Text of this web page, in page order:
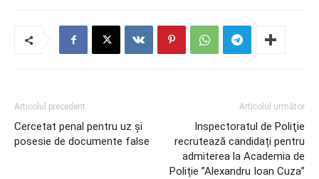
Articolul precedent
Cercetat penal pentru uz și
posesie de documente false
Articolul următor
Inspectoratul de Poliţie
recrutează candidați pentru
admiterea la Academia de
Poliție ”Alexandru Ioan Cuza”